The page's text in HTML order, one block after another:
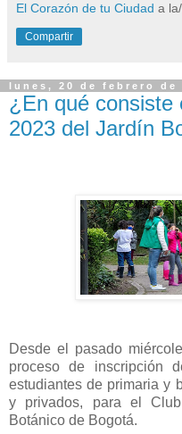
El Corazón de tu Ciudad a
Compartir
lunes, 20 de febrero de
¿En qué consiste
2023 del Jardín
Desde el pasado
proceso de inscripción
estudiantes de primaria y
y privados, para el
Botánico de Bogotá.